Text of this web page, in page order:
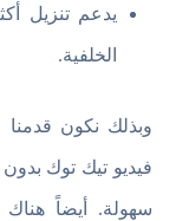
يدعم تنزيل
الخلفية.
وبذلك نكون
فيديو تيك توك
سهولة. أيضاً